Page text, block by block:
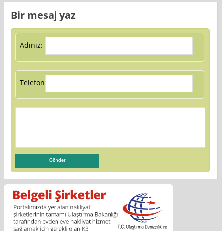
Bir mesaj yaz
Adınız:
Telefon: